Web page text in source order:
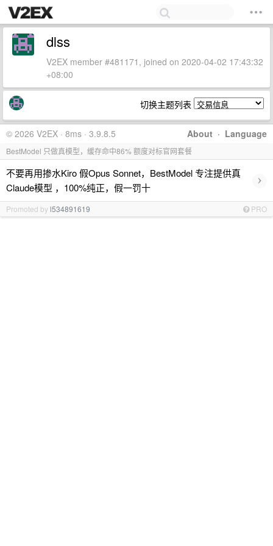
dlss
V2EX member #481171, joined on 2020-04-02 17:43:32
+08:00
切换主题列表
About · Language
© 2026 V2EX · 8ms · 3.9.8.5
BestModel 只做真模型，缓存命中86% 额度对标官网套餐
不要再用掺水Kiro 假Opus Sonnet，BestModel 专注提供真
Claude模型 ，100%纯正，假一罚十
›
Promoted byl534891619 PRO